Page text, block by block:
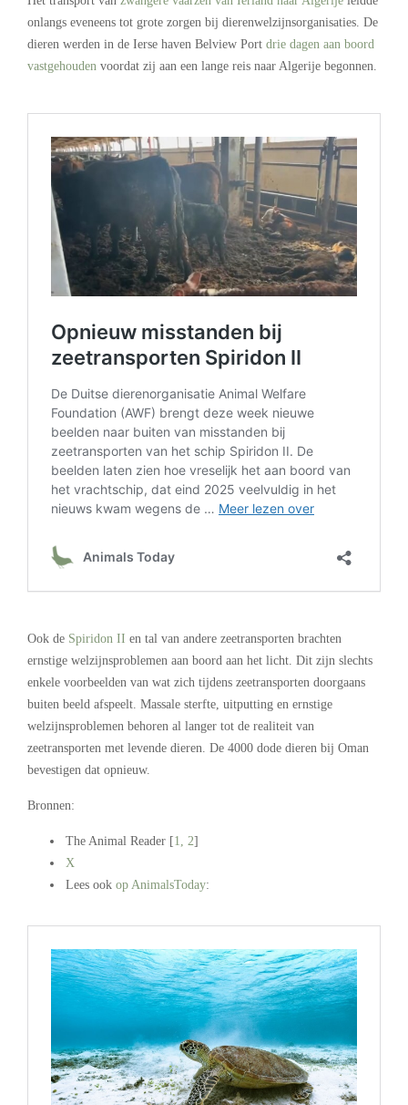
onlangs eveneens tot grote zorgen bij dierenwelzijnsorganisaties. De
dieren werden in de Ierse haven Belview Port drie dagen aan boord
vastgehouden voordat zij aan een lange reis naar Algerije begonnen.
Ook de Spiridon II en tal van andere zeetransporten brachten
ernstige welzijnsproblemen aan boord aan het licht. Dit zijn slechts
enkele voorbeelden van wat zich tijdens zeetransporten doorgaans
buiten beeld afspeelt. Massale sterfte, uitputting en ernstige
welzijnsproblemen behoren al langer tot de realiteit van
zeetransporten met levende dieren. De 4000 dode dieren bij Oman
bevestigen dat opnieuw.
Bronnen:
The Animal Reader [1, 2]
X
Lees ook op AnimalsToday: